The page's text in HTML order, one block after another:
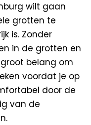
wilt gaan
grotten te
is. Zonder
in de grotten en
belang om
voordat je op
door de
van de